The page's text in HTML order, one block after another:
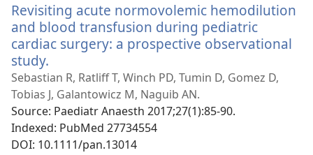
вікні)
Revisiting acute normovolemic hemodilution
and blood transfusion during pediatric
cardiac surgery: a prospective observational
study.
у
новому
вікні)
Sebastian R, Ratliff T, Winch PD, Tumin D, Gomez D,
Tobias J, Galantowicz M, Naguib AN.
Source‎: Paediatr Anaesth 2017;27(1):85-90.
Indexed‎: PubMed 27734554
DOI‎: 10.1111/pan.13014